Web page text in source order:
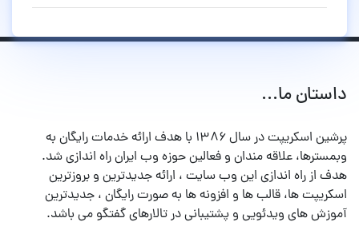
داستان ما...
پرشین اسکریپت در سال ۱۳۸۶ با هدف ارائه خدمات رایگان به
وبمسترها، علاقه مندان و فعالین حوزه وب ایران راه اندازی شد.
هدف از راه اندازی این وب سایت ، ارائه جدیدترین و بروزترین
اسکریپت ها، قالب ها و افزونه ها به صورت رایگان ، جدیدترین
آموزش های ویدئویی و پشتیبانی در تالارهای گفتگو می باشد.